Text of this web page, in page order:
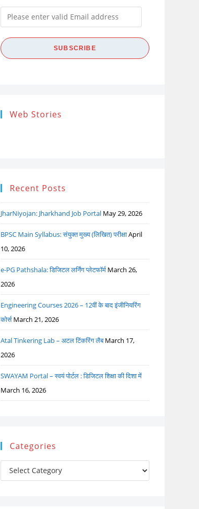
Please
enter
valid
Email
SUBSCRIBE
Web Stories
Research
Ethics (शोध
Recent Posts
JharNiyojan: Jharkhand Job Portal May 29, 2026
BPSC Main Syllabus: संयुक्त मुख्य (लिखित) परीक्षाApril
10, 2026
e-PG Pathshala: डिजिटल लर्निंग प्लेटफॉर्म March 26,
2026
Engineering Courses 2026 – 12वीं के बाद इंजीनियरिंग
कोर्स March 21, 2026
Atal Tinkering Lab – अटल टिंकरिंग लैब March 17,
2026
SWAYAM Portal – स्वयं पोर्टल : डिजिटल शिक्षा की दिशा में
March 16, 2026
Categories
Categories